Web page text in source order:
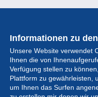
Informationen zu
Unsere Website verwendet
Ihnen die von
Verfügung stellen zu
Plattform zu gewährleisten,
um Ihnen das Surfen